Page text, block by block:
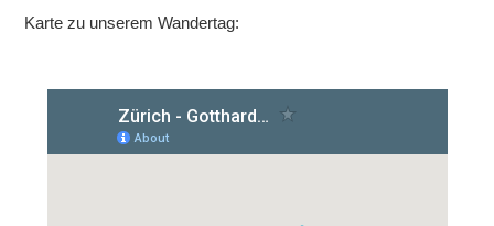
Karte zu unserem Wandertag: